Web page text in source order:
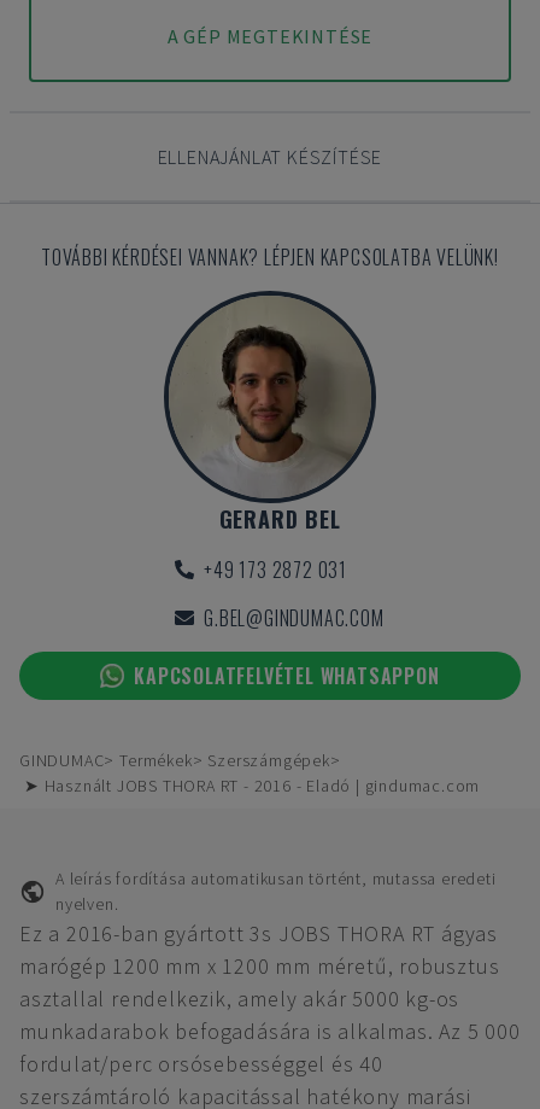
A GÉP MEGTEKINTÉSE
ELLENAJÁNLAT KÉSZÍTÉSE
TOVÁBBI KÉRDÉSEI VANNAK? LÉPJEN KAPCSOLATBA VELÜNK!
GERARD BEL
+49 173 2872 031
G.BEL@GINDUMAC.COM
KAPCSOLATFELVÉTEL WHATSAPPON
GINDUMAC Termékek
Szerszámgépek
➤ Használt JOBS THORA RT - 2016 - Eladó | gindumac.com
A leírás fordítása automatikusan történt, mutassa eredeti
nyelven.
Ez a 2016-ban gyártott 3s JOBS THORA RT ágyas
marógép 1200 mm x 1200 mm méretű, robusztus
asztallal rendelkezik, amely akár 5000 kg-os
munkadarabok befogadására is alkalmas. Az 5 000
fordulat/perc orsósebességgel és 40
szerszámtároló kapacitással hatékony marási